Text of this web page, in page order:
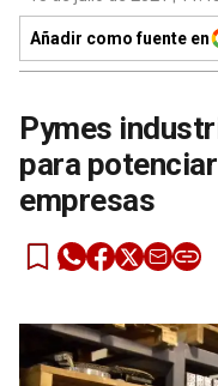
Añadir como fuente en
Pymes
para
empresas